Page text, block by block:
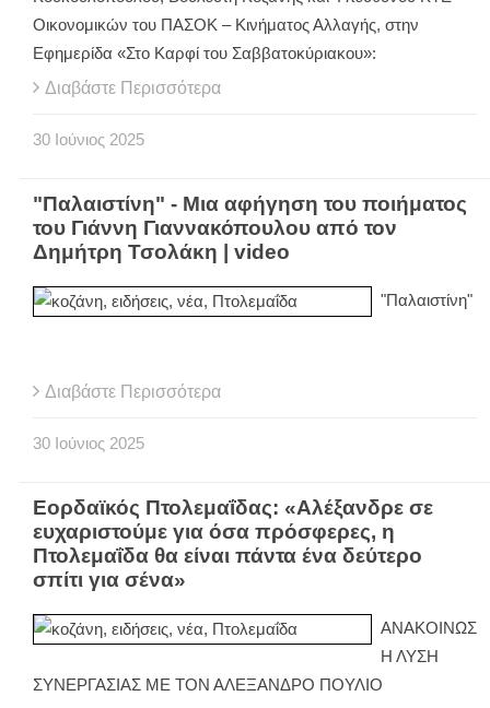
Οικονομικών του ΠΑΣΟΚ – Κινήματος Αλλαγής, στην
Εφημερίδα «Στο Καρφί του Σαββατοκύριακου»:
Διαβάστε Περισσότερα
30 Ιούνιος 2025
"Παλαιστίνη" - Μια αφήγηση του ποιήματος
του Γιάννη Γιαννακόπουλου από τον
Δημήτρη Τσολάκη | video
"Παλαιστίνη"
Διαβάστε Περισσότερα
30 Ιούνιος 2025
Εορδαϊκός Πτολεμαΐδας: «Αλέξανδρε σε
ευχαριστούμε για όσα πρόσφερες, η
Πτολεμαΐδα θα είναι πάντα ένα δεύτερο
σπίτι για σένα»
ΑΝΑΚΟΙΝΩΣ
Η ΛΥΣΗ
ΣΥΝΕΡΓΑΣΙΑΣ ΜΕ ΤΟΝ ΑΛΕΞΑΝΔΡΟ ΠΟΥΛΙΟ